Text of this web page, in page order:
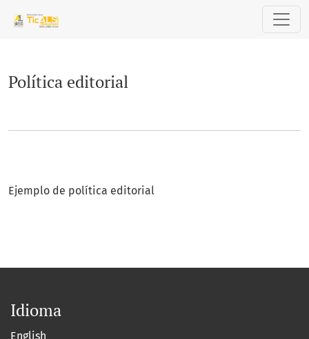
Política editorial
Política editorial
Ejemplo de política editorial
Idioma
English